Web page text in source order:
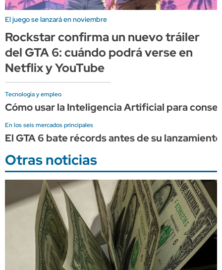
El juego se lanzará en noviembre
Rockstar confirma un nuevo tráiler
del GTA 6: cuándo podrá verse en
Netflix y YouTube
Tecnología y empleo
Cómo usar la Inteligencia Artificial para
En los seis mercados principales
El GTA 6 bate récords antes de su
Otras noticias